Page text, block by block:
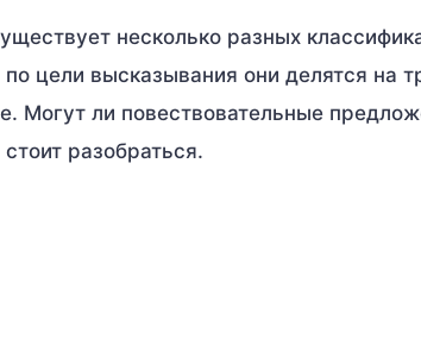
несколько разных
цели высказывания они делятся на
Могут ли повествовательные
разобраться.